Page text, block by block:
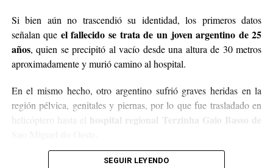
Si bien aún no trascendió su identidad, los primeros datos
señalan que el fallecido se trata de un joven argentino de 25
años, quien se precipitó al vacío desde una altura de 30 metros
aproximadamente y murió camino al hospital.
En el mismo hecho, otro argentino sufrió graves heridas en la
región pélvica, genitales y piernas, por lo que fue trasladado en
helicóptero hasta el hospital regional Terzinha Gaio Basso de
En el lugar trabajaron efectivos de Bomberos y de la Policía
SEGUIR LEYENDO